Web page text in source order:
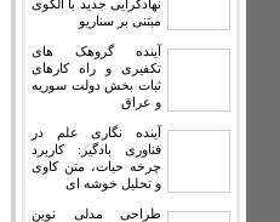
نهادگرایی جدید با الگوی
مبتنی بر سناریو
آینده گروهک های
تکفیری و راه کارهای
ثبات بخش دولت سوریه
و عراق
آینده نگاری علم در
فناوری بادگیر: کاربرد
چرخه حیات، متن کاوی
و تحلیل خوشه ای
طراحی مدلی نوین